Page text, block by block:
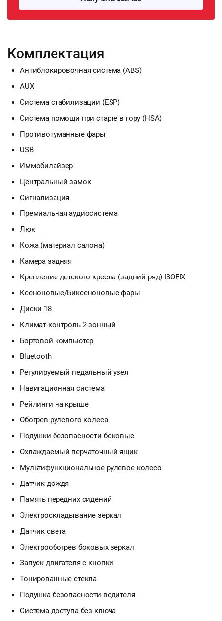
Комплектация
Антиблокировочная система (ABS)
AUX
Система стабилизации (ESP)
Система помощи при старте в гору (HSA)
Противотуманные фары
USB
Иммобилайзер
Центральный замок
Сигнализация
Премиальная аудиосистема
Люк
Кожа (материал салона)
Камера задняя
Крепление детского кресла (задний ряд) ISOFIX
Ксеноновые/Биксеноновые фары
Диски 18
Климат-контроль 2-зонный
Бортовой компьютер
Bluetooth
Регулируемый педальный узел
Навигационная система
Рейлинги на крыше
Обогрев рулевого колеса
Подушки безопасности боковые
Охлаждаемый перчаточный ящик
Мультифункциональное рулевое колесо
Датчик дождя
Память передних сидений
Электроскладывание зеркал
Датчик света
Электрообогрев боковых зеркал
Запуск двигателя с кнопки
Тонированные стекла
Подушка безопасности водителя
Система доступа без ключа